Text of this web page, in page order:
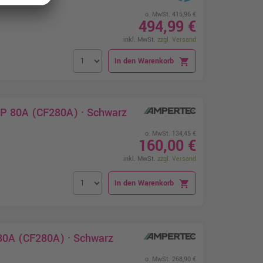
o. MwSt. 415,96 €
494,99 €
inkl. MwSt. zzgl. Versand
In den Warenkorb shopping_cart
80A (CF280A) · Schwarz
o. MwSt. 134,45 €
160,00 €
inkl. MwSt. zzgl. Versand
In den Warenkorb shopping_cart
(CF280A) · Schwarz
o. MwSt. 268,90 €